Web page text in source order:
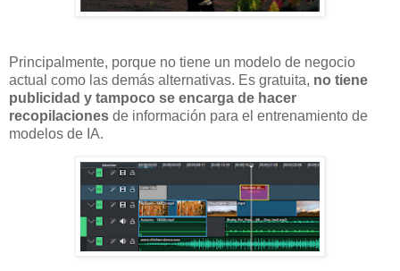
Principalmente, porque no tiene un modelo de negocio
actual como las demás alternativas. Es gratuita, no tiene
publicidad y tampoco se encarga de hacer
recopilaciones de información para el entrenamiento de
modelos de IA.